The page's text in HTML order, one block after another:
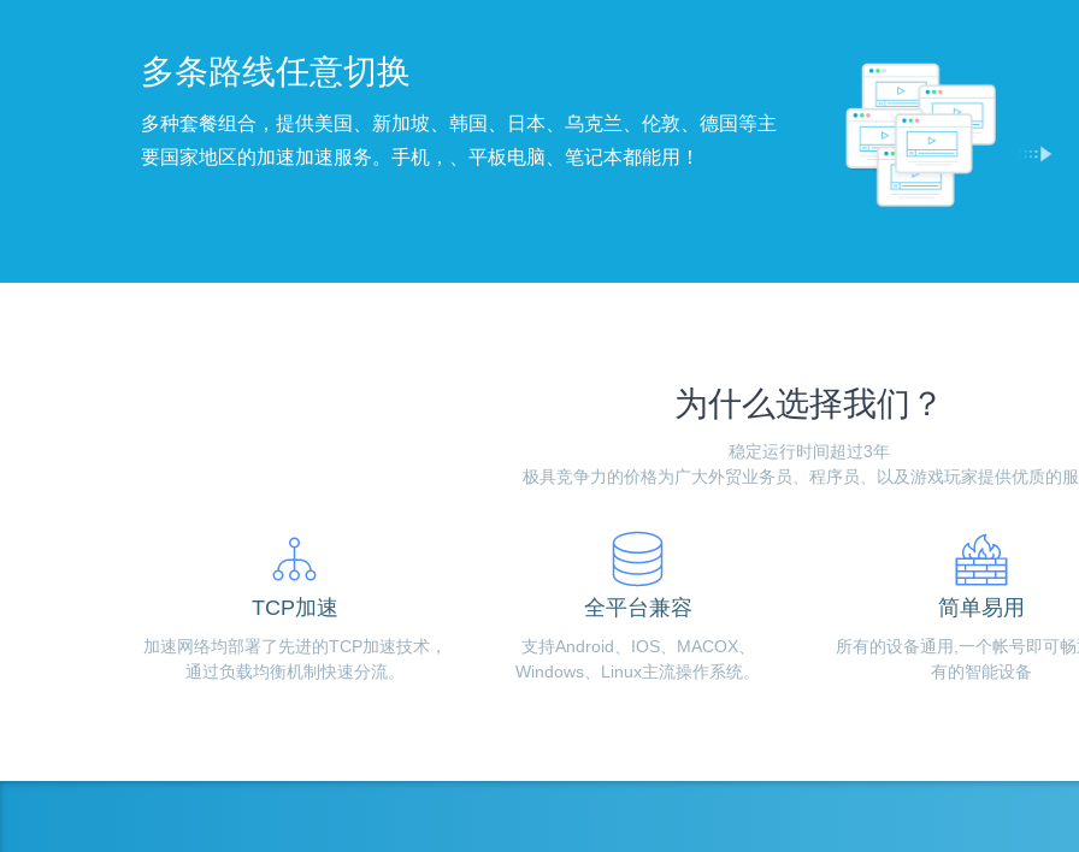
多条路线任意切换
多种套餐组合，提供美国、新加坡、韩国、日本、乌克兰、伦敦、德国等主
要国家地区的加速加速服务。手机，、平板电脑、笔记本都能用！
为什么选择我们？
稳定运行时间超过3年
极具竞争力的价格为广大外贸业务员、程序员、以及游戏玩家提供优质的
TCP加速
加速网络均部署了先进的TCP加速技术，
通过负载均衡机制快速分流。
全平台兼容
支持Android、IOS、MACOX、
Windows、Linux主流操作系统。
简单易用
所有的设备通用,一个帐号即可
有的智能设备